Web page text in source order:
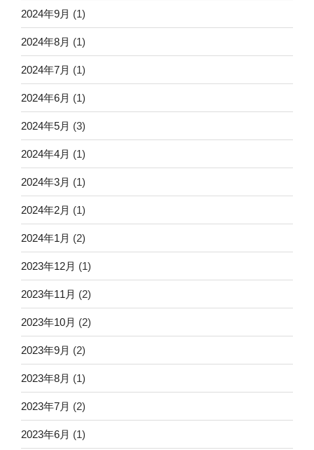
2024年9月 (1)
2024年8月 (1)
2024年7月 (1)
2024年6月 (1)
2024年5月 (3)
2024年4月 (1)
2024年3月 (1)
2024年2月 (1)
2024年1月 (2)
2023年12月 (1)
2023年11月 (2)
2023年10月 (2)
2023年9月 (2)
2023年8月 (1)
2023年7月 (2)
2023年6月 (1)